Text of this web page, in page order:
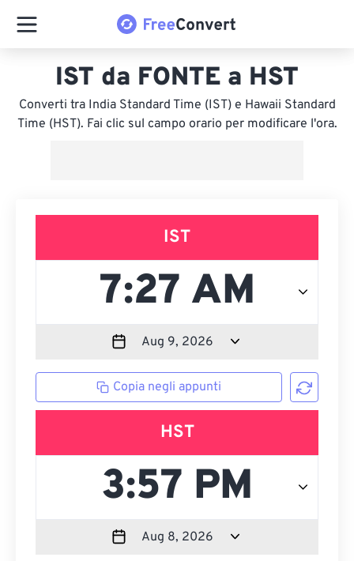
IST da FONTE a HST
Converti tra India Standard Time (IST) e Hawaii Standard
Time (HST). Fai clic sul campo orario per modificare l'ora.
IST
Copia negli appunti
HST